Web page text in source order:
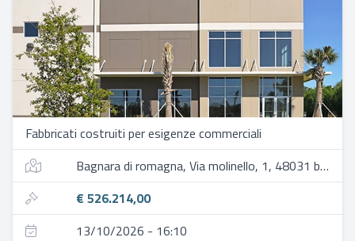
Fabbricati costruiti per esigenze commerciali
Bagnara di romagna, Via molinello, 1, 48031 bagnara di romagna ra, italia
€ 526.214,00
13/10/2026 - 16:10